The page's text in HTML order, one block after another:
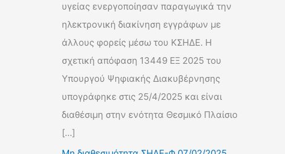
υγείας ενεργοποίησαν παραγωγικά την
ηλεκτρονική διακίνηση εγγράφων με
άλλους φορείς μέσω του ΚΣΗΔΕ. Η
σχετική απόφαση 13449 ΕΞ 2025 του
Υπουργού Ψηφιακής Διακυβέρνησης
υπογράφηκε στις 25/4/2025 και είναι
διαθέσιμη στην ενότητα Θεσμικό Πλαίσιο
[…]